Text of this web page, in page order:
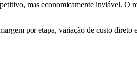
mas economicamente inviável.
por etapa, variação de custo